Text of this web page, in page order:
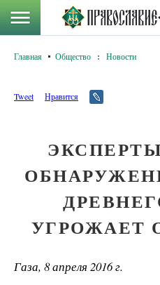
Главная Общество : Новости
Tweet Нравится
УГРОЖАЕТ
Газа, 8 апреля 2016 г.